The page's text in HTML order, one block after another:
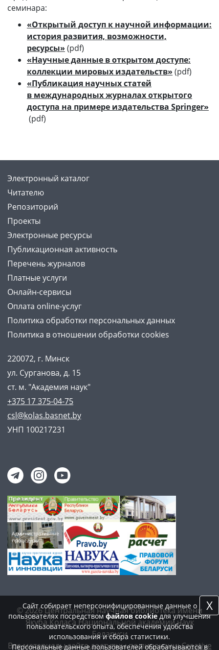
семинара:
«Открытый доступ к научной информации:
история развития, возможности,
ресурсы» (pdf)
«Научные данные в открытом доступе:
коллекции мировых издательств» (pdf)
«Публикация научных статей
в международных журналах открытого
доступа на примере издательства Springer»
(pdf)
Электронный каталог
Читателю
Репозиторий
Проекты
Электронные ресурсы
Публикационная активность
Перечень журналов
Платные услуги
Онлайн-сервисы
Оплата online-услуг
Политика обработки персональных данных
Политика в отношении обработки cookies
220072, г. Минск
ул. Сурганова, д. 15
ст. м. "Академия наук"
+375 17 375-04-75
csl@kolas.basnet.by
УНП 100217231
© 2026 Центральная научная библиотека имени
Якуба Коласа Национальной академии наук
Беларуси
Все материалы сайта доступны по лицензии:Creative
Сайт собирает неперсонифицированные данные о
пользователях посредствомфайлов cookieдля улучшения
пользовательского опыта, обеспечения удобства
использования и сбора статистики.
Персональные данные пользователей обрабатываются в
X